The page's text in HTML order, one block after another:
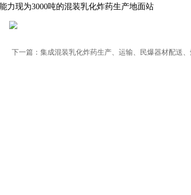
力现为3000吨的混装乳化炸药生产地面站
下一篇： 集成混装乳化炸药生产、运输、民爆器材配送